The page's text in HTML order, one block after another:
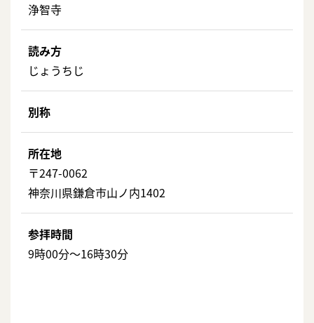
浄智寺
読み方
じょうちじ
別称
所在地
〒247-0062
神奈川県鎌倉市山ノ内1402
参拝時間
9時00分～16時30分